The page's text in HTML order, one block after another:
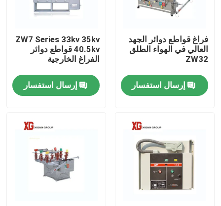
منزل، بيت
معلومات عنا
جولة في المعمل
فراغ قواطع دوائر الجهد
العالي في الهواء الطلق
ZW32
إرسال استفسار
ZW7 Series 33kv 35kv
40.5kv قواطع دوائر
الفراغ الخارجية
إرسال استفسار